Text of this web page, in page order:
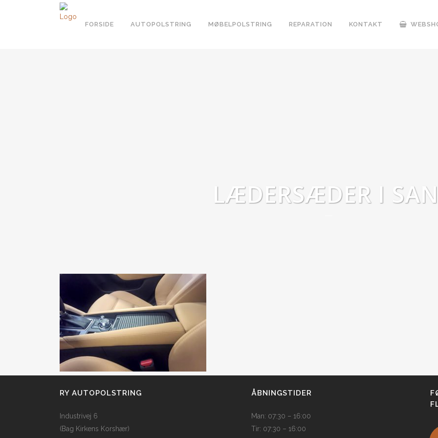
FORSIDE AUTOPOLSTRING MØBELPOLSTRING REPARATION KONTAKT
LÆDERSÆDER I
RY AUTOPOLSTRING
Industrivej 6
(Bag Kirkens Korshær)
ÅBNINGSTIDER
Man: 07:30 – 16:00
Tir: 07:30 – 16:00